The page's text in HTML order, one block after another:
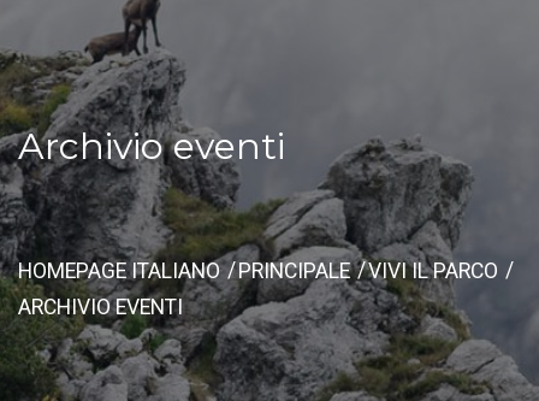
Archivio eventi
HOMEPAGE ITALIANO PRINCIPALE
VIVI IL PARCO
ARCHIVIO EVENTI